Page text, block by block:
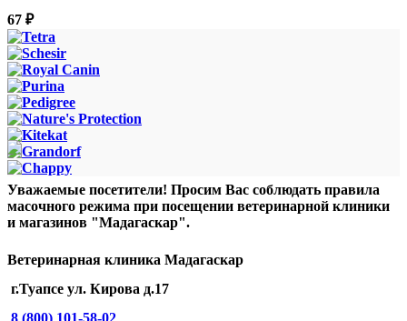
67 ₽
Уважаемые посетители! Просим Вас соблюдать правила
масочного режима при посещении ветеринарной клиники
и магазинов "Мадагаскар".
Ветеринарная клиника Мадагаскар
г.Туапсе ул. Кирова д.17
8 (800) 101-58-02